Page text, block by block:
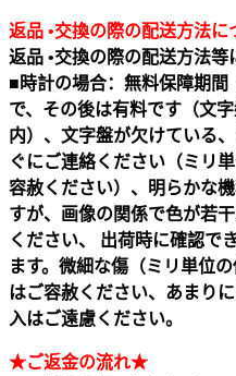
返品 •交換の際の配送方法に
返品 •交換の際の配送方法等
■時計の場合：無料保障期間
で、その後は有料です（文
内）、文字盤が欠けている
ぐにご連絡ください（ミリ
容赦ください）、明らかな
すが、画像の関係で色が若
ください、 出荷時に確認で
ます。微細な傷（ミリ単位
はご容赦ください、あまり
入はご遠慮ください。
★ご返金の流れ★